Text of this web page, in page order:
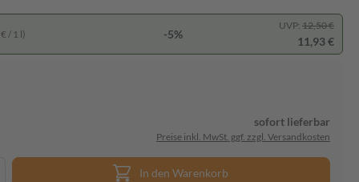
/ 1 l) -5%
UVP: 12,50 €
11,93 €
sofort lieferbar
Preise inkl. MwSt. ggf. zzgl. Versandkosten
In den Warenkorb